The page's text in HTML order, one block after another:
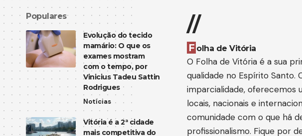
Populares
Evolução do tecido
mamário: O que os
exames mostram
com o tempo, por
Vinicius Tadeu Sattin
Rodrigues
Notícias
Vitória é a 2ª cidade
mais competitiva do
//
F olha de Vitória
O Folha de Vitória é a sua
qualidade no Espírito
imparcialidade,
locais, nacionais e
comunidade com o que há
profissionalismo. Fique por